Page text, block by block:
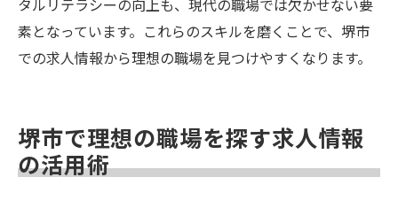
タルリテラシーの向上も、現代の職場では欠かせない要
素となっています。これらのスキルを磨くことで、堺市
での求人情報から理想の職場を見つけやすくなります。
堺市で理想の職場を探す求人情報
の活用術